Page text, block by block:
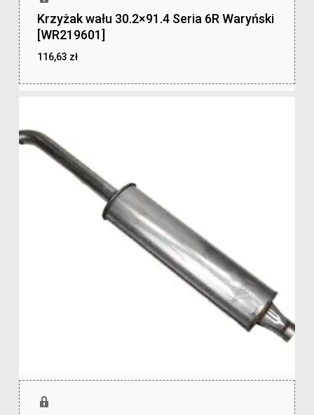
Krzyżak wału 30.2×91.4 Seria 6R Waryński
[WR219601]
116,63 zł